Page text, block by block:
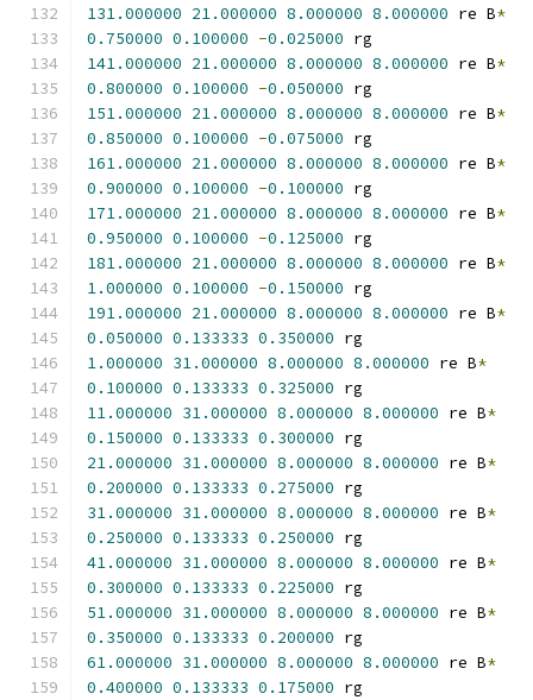
131.000000 21.000000 8.000000 8.000000 re B*
0.750000 0.100000 -0.025000 rg
141.000000 21.000000 8.000000 8.000000 re B*
0.800000 0.100000 -0.050000 rg
151.000000 21.000000 8.000000 8.000000 re B*
0.850000 0.100000 -0.075000 rg
161.000000 21.000000 8.000000 8.000000 re B*
0.900000 0.100000 -0.100000 rg
171.000000 21.000000 8.000000 8.000000 re B*
0.950000 0.100000 -0.125000 rg
181.000000 21.000000 8.000000 8.000000 re B*
1.000000 0.100000 -0.150000 rg
191.000000 21.000000 8.000000 8.000000 re B*
0.050000 0.133333 0.350000 rg
1.000000 31.000000 8.000000 8.000000 re B*
0.100000 0.133333 0.325000 rg
11.000000 31.000000 8.000000 8.000000 re B*
0.150000 0.133333 0.300000 rg
21.000000 31.000000 8.000000 8.000000 re B*
0.200000 0.133333 0.275000 rg
31.000000 31.000000 8.000000 8.000000 re B*
0.250000 0.133333 0.250000 rg
41.000000 31.000000 8.000000 8.000000 re B*
0.300000 0.133333 0.225000 rg
51.000000 31.000000 8.000000 8.000000 re B*
0.350000 0.133333 0.200000 rg
61.000000 31.000000 8.000000 8.000000 re B*
0.400000 0.133333 0.175000 rg